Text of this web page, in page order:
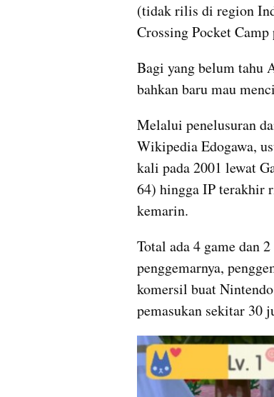
(tidak rilis di region
Crossing Pocket
Bagi yang belum tahu
bahkan baru mau
Melalui penelusuran
Wikipedia Edogawa,
kali pada 2001 lewat
64) hingga IP terakhir
kemarin.
Total ada 4 game dan
penggemarnya,
komersil buat
pemasukan sekitar 30